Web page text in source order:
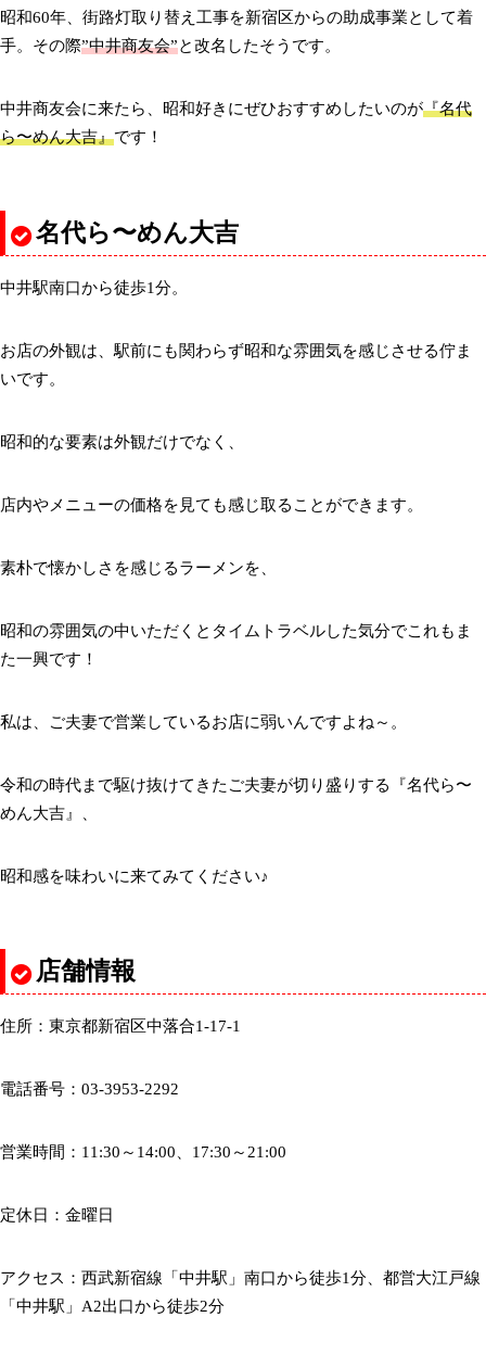
昭和60年、街路灯取り替え工事を新宿区からの助成事業として着
手。その際”中井商友会”と改名したそうです。
中井商友会に来たら、昭和好きにぜひおすすめしたいのが『名代
ら〜めん大吉』です！
名代ら〜めん大吉
中井駅南口から徒歩1分。
お店の外観は、駅前にも関わらず昭和な雰囲気を感じさせる佇ま
いです。
昭和的な要素は外観だけでなく、
店内やメニューの価格を見ても感じ取ることができます。
素朴で懐かしさを感じるラーメンを、
昭和の雰囲気の中いただくとタイムトラベルした気分でこれもま
た一興です！
私は、ご夫妻で営業しているお店に弱いんですよね～。
令和の時代まで駆け抜けてきたご夫妻が切り盛りする『名代ら〜
めん大吉』、
昭和感を味わいに来てみてください♪
店舗情報
住所：東京都新宿区中落合1-17-1
電話番号：03-3953-2292
営業時間：11:30～14:00、17:30～21:00
定休日：金曜日
アクセス：西武新宿線「中井駅」南口から徒歩1分、都営大江戸線
「中井駅」A2出口から徒歩2分